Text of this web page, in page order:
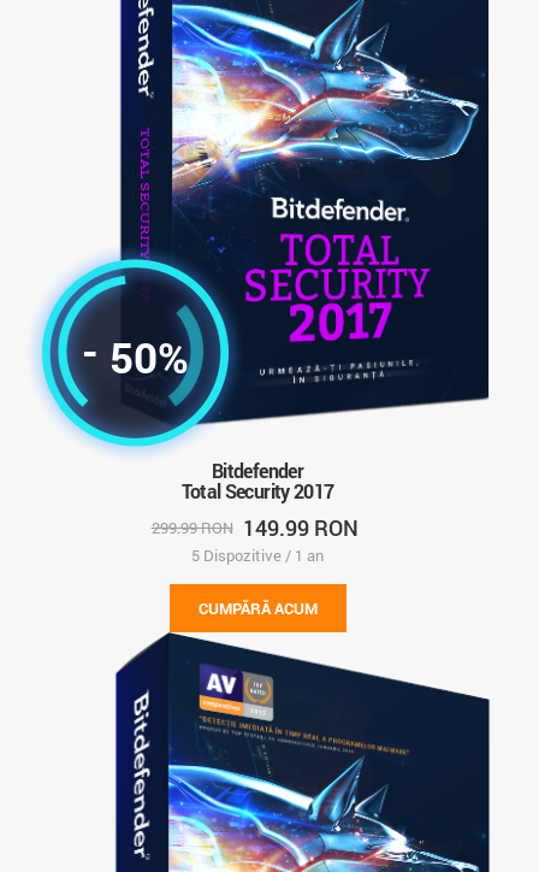
- 50%
Bitdefender
Total Security 2017
299.99 RON 149.99 RON
5 Dispozitive / 1 an
CUMPĂRĂ ACUM